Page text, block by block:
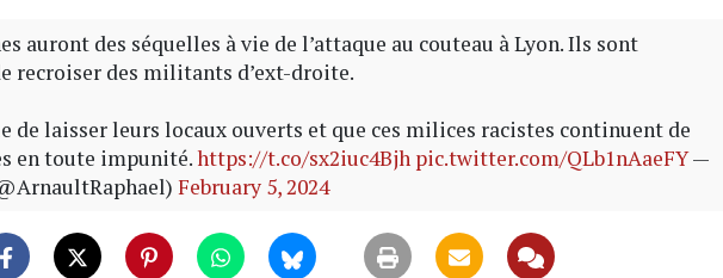
auront des séquelles à vie de l’attaque au couteau à Lyon. Ils sont
recroiser des militants d’ext-droite.
de laisser leurs locaux ouverts et que ces milices racistes continuent de
en toute impunité.https://t.co/sx2iuc4Bjh pic.twitter.com/QLb1nAaeFY—
February 5, 2024